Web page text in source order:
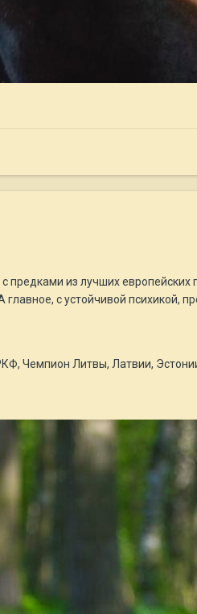
из лучших европейских
с устойчивой психикой,
Чемпион Литвы, Латвии,